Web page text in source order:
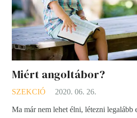
Miért angoltábor?
SZEKCIÓ 2020. 06. 26.
Ma már nem lehet élni, létezni legalább